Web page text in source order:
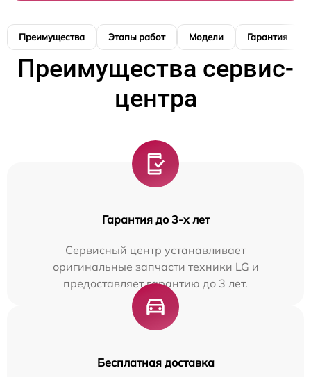
Преимущества Этапы работ Модели Гарантия
Преимущества сервис-
центра
Гарантия до 3-х лет
Сервисный центр устанавливает
оригинальные запчасти техники LG и
предоставляет гарантию до 3 лет.
Бесплатная доставка